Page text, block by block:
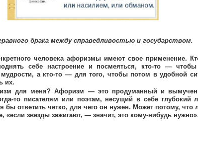
брака между справедливостью и государством.
человека афоризмы имеют свое применение.
себе настроение и посмеяться, кто-то — чтобы
а кто-то — для того, чтобы потом в удобной
их.
для меня? Афоризм — это продуманный и
то писателям или поэтам, несущий в себе глубокий
бы ответить четко, для чего он нужен. Может потому, что
«если звезды зажигают, — значит, это кому-нибудь